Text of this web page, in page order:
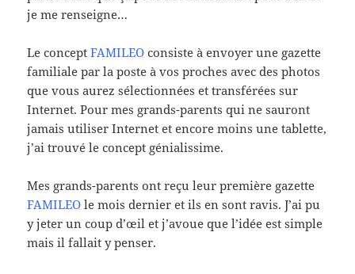
je me renseigne…
Le concept FAMILEO consiste à envoyer une gazette
familiale par la poste à vos proches avec des photos
que vous aurez sélectionnées et transférées sur
Internet. Pour mes grands-parents qui ne sauront
jamais utiliser Internet et encore moins une tablette,
j’ai trouvé le concept génialissime.
Mes grands-parents ont reçu leur première gazette
FAMILEO le mois dernier et ils en sont ravis. J’ai pu
y jeter un coup d’œil et j’avoue que l’idée est simple
mais il fallait y penser.